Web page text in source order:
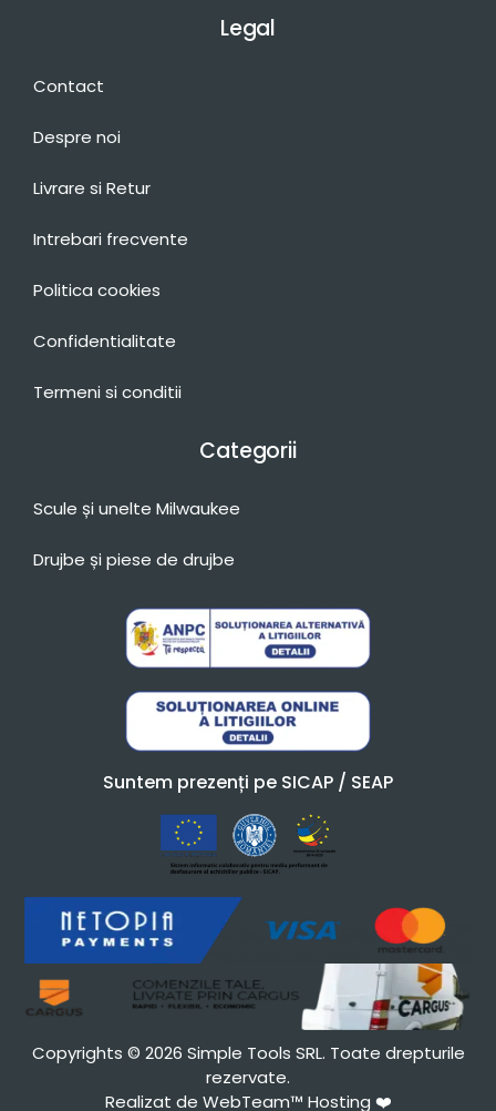
Legal
Contact
Despre noi
Livrare si Retur
Intrebari frecvente
Politica cookies
Confidentialitate
Termeni si conditii
Categorii
Scule și unelte Milwaukee
Drujbe și piese de drujbe
Suntem prezenți pe SICAP / SEAP
Copyrights © 2026 Simple Tools SRL. Toate drepturile
rezervate.
Realizat de WebTeam™ Hosting ❤️